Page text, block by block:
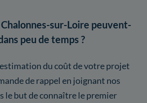
Chalonnes-sur-Loire peuvent-
peu de temps ?
du coût de votre projet
de rappel en joignant nos
le but de connaître le premier